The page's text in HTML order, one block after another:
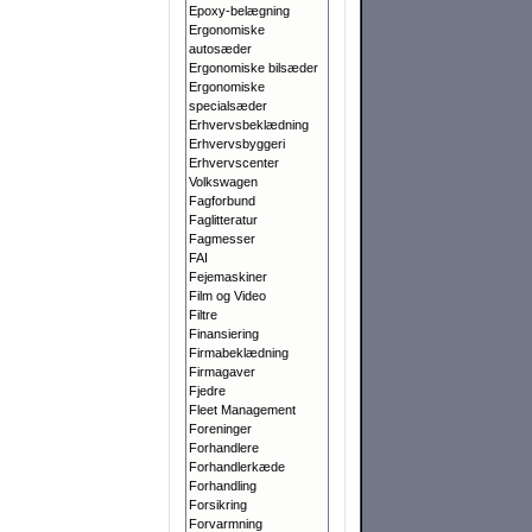
Epoxy-belægning
Ergonomiske
autosæder
Ergonomiske bilsæder
Ergonomiske
specialsæder
Erhvervsbeklædning
Erhvervsbyggeri
Erhvervscenter
Volkswagen
Fagforbund
Faglitteratur
Fagmesser
FAI
Fejemaskiner
Film og Video
Filtre
Finansiering
Firmabeklædning
Firmagaver
Fjedre
Fleet Management
Foreninger
Forhandlere
Forhandlerkæde
Forhandling
Forsikring
Forvarmning